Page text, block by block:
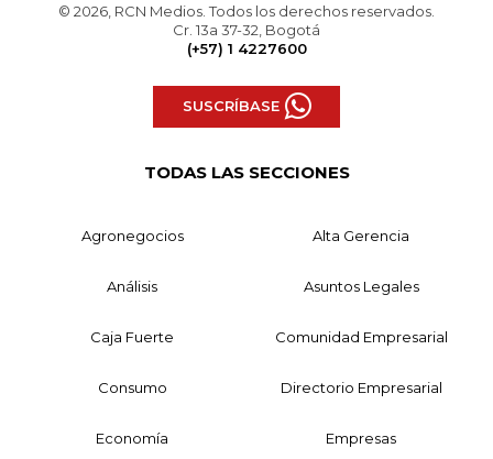
© 2026, RCN Medios. Todos los derechos reservados.
Cr. 13a 37-32, Bogotá
(+57) 1 4227600
SUSCRÍBASE
TODAS LAS SECCIONES
Agronegocios Alta Gerencia
Análisis Asuntos Legales
Caja Fuerte Comunidad Empresarial
Consumo Directorio Empresarial
Economía Empresas